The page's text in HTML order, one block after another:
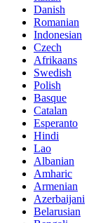
Danish
Romanian
Indonesian
Czech
Afrikaans
Swedish
Polish
Basque
Catalan
Esperanto
Hindi
Lao
Albanian
Amharic
Armenian
Azerbaijani
Belarusian